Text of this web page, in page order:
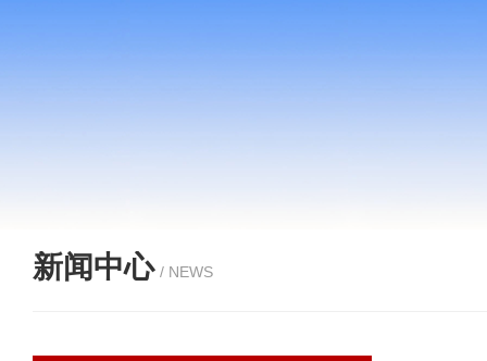
新闻中心 / NEWS